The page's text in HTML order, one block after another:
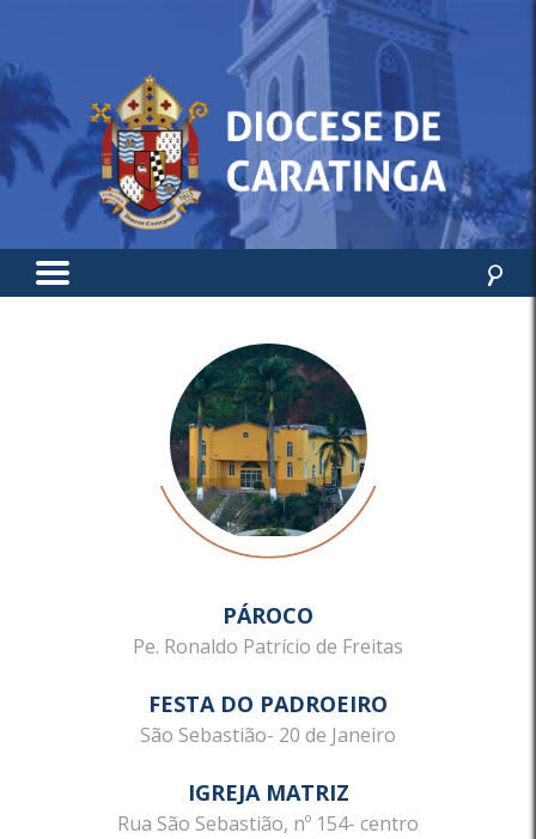
PÁROCO
Pe. Ronaldo Patrício de Freitas
FESTA DO PADROEIRO
São Sebastião- 20 de Janeiro
IGREJA MATRIZ
Rua São Sebastião, nº 154- centro